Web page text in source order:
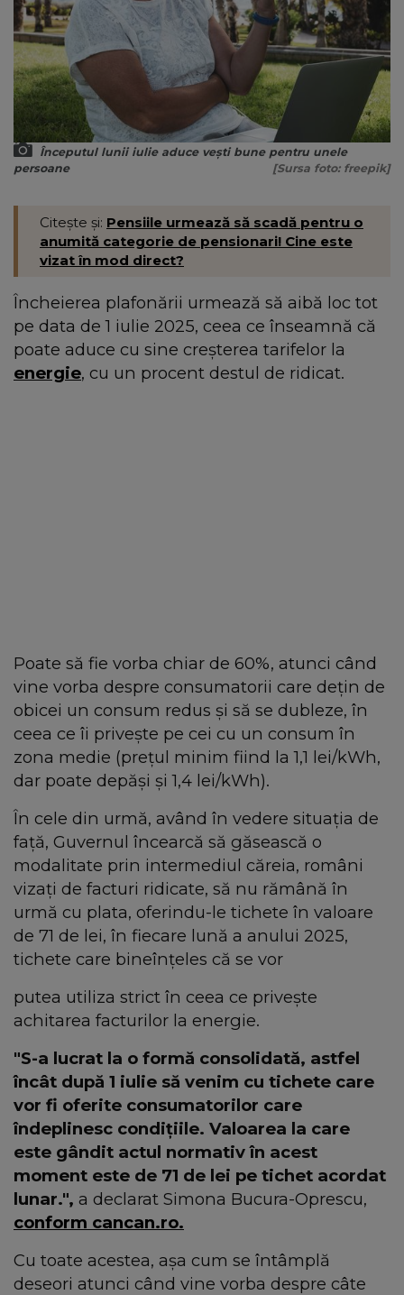
Începutul lunii iulie aduce vești bune pentru unele
persoane
[Sursa foto: freepik]
Citește și: Pensiile urmează să scadă pentru o
anumită categorie de pensionari! Cine este
vizat în mod direct?
Încheierea plafonării urmează să aibă loc tot
pe data de 1 iulie 2025, ceea ce înseamnă că
poate aduce cu sine creșterea tarifelor la
energie, cu un procent destul de ridicat.
Poate să fie vorba chiar de 60%, atunci când
vine vorba despre consumatorii care dețin de
obicei un consum redus și să se dubleze, în
ceea ce îi privește pe cei cu un consum în
zona medie (prețul minim fiind la 1,1 lei/kWh,
dar poate depăși și 1,4 lei/kWh).
În cele din urmă, având în vedere situația de
față, Guvernul încearcă să găsească o
modalitate prin intermediul căreia, români
vizați de facturi ridicate, să nu rămână în
urmă cu plata, oferindu-le tichete în valoare
de 71 de lei, în fiecare lună a anului 2025,
tichete care bineînțeles că se vor
putea utiliza strict în ceea ce privește
achitarea facturilor la energie.
"S-a lucrat la o formă consolidată, astfel
încât după 1 iulie să venim cu tichete care
vor fi oferite consumatorilor care
îndeplinesc condițiile. Valoarea la care
este gândit actul normativ în acest
moment este de 71 de lei pe tichet acordat
lunar.", a declarat Simona Bucura-Oprescu,
conform cancan.ro.
Cu toate acestea, așa cum se întâmplă
deseori atunci când vine vorba despre câte